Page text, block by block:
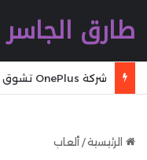
طارق الجاسر
الرئيسية/ ألعاب